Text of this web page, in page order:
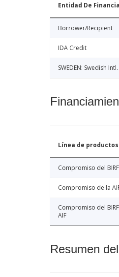
Entidad De
Borrower/Recipient
IDA Credit
SWEDEN: Swedish
Línea de productos
Compromiso del BIRF
Compromiso de la
Compromiso del
AIF
Resumen